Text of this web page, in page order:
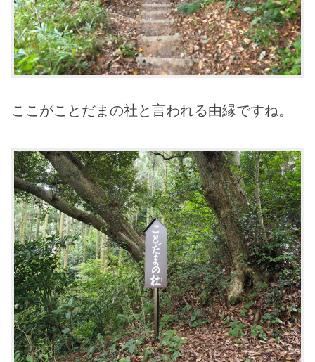
ここがことだまの社と言われる由縁ですね。